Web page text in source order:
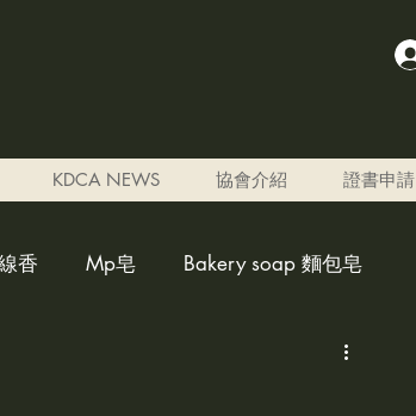
KDCA NEWS 協會介紹 證書申請
香 Mp皂 Bakery soap 麵包皂
Alchol ink,酒精水墨畫